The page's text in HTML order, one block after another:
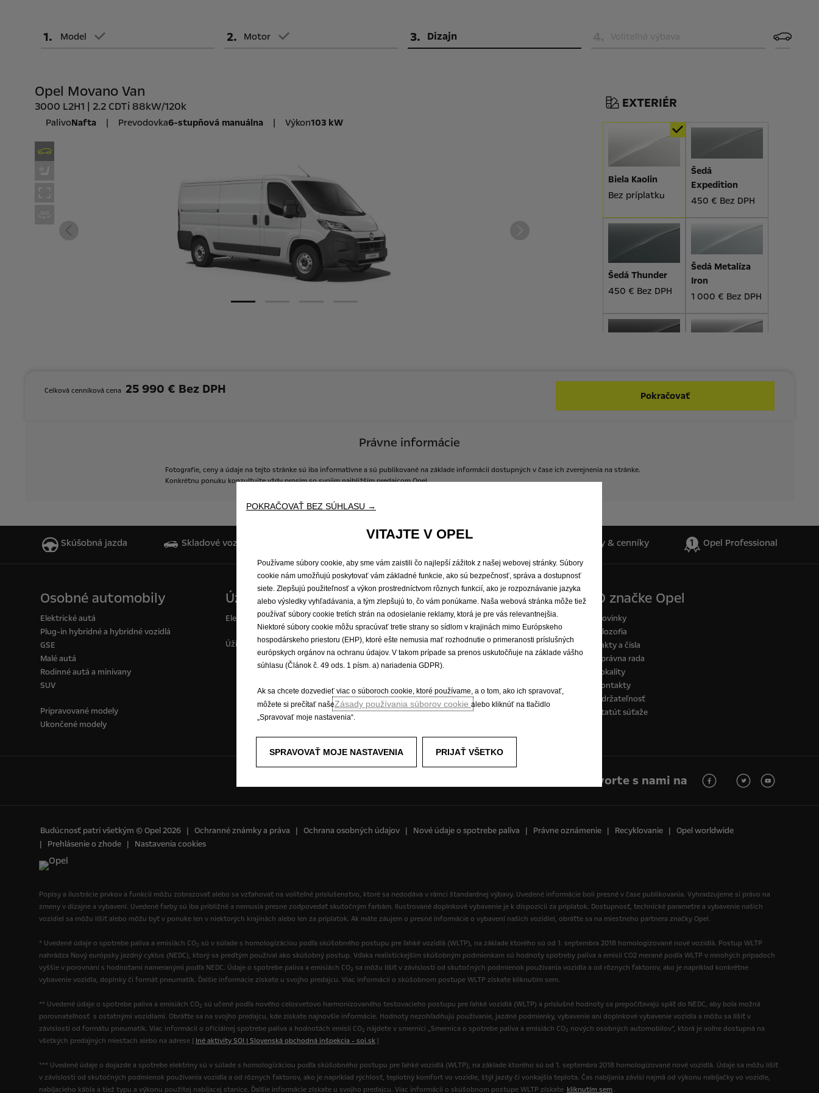
1. Model 2. Motor 3. Dizajn
Opel Movano Van
3000 L2H1 | 2.2 CDTi 88kW/120k
PalivoNafta | Prevodovka6-stupňová manuálna | Výkon103 kW
EXTERIÉR
Biela Kaolin
Bez príplatku
Šedá
Expedition
450 € Bez DPH
Šedá Thunder
450 € Bez DPH
Šedá Metalíza
Iron
1 000 € Bez DPH
Graphite
1 000 € Bez DPH
Látkové čalúnenie Creppe Black
Vinytové čalúnenie
120 € Bez DPH
(lavica pre spolujazdcov s lakťovou opierkou,
pr...
Viac detailov
Disky kolies
100 € Bez DPH
Celková cenníková cena 25 990 € Bez DPH Pokračovať
Právne informácie
Fotografie, ceny a údaje na tejto stránke sú iba informatívne a sú publikované na základe informácií dostupných v čase ich zverejnenia na stránke.
Konkrétnu ponuku konzultujte vždy prosím so svojim najbližším predajcom Opel.
Skúšobná jazda Skladové vozidlá Cenová ponuka Objednať do servisu Katalógy & cenníky Opel Professional
Osobné automobily
Elektrické autá
Plug-in hybridné a hybridné vozidlá
GSE
Malé autá
Rodinné autá a minivany
SUV
Pripravované modely
Ukončené modely
Úžitkové vozidlá
Elektrické dodávky a minibusy
Úžitkové vozidlá Opel
Zažite Opel
E-mobilita
Opel Connect
Informačno-zábavné systémy
Koncepčné vozidlá
Opel lifestyle shop
Opel Experimental
O značke Opel
Novinky
Filozofia
Fakty a čísla
Správna rada
Lokality
Kontakty
Udržateľnosť
Štatút súťaže
Hovorte s nami na
Budúcnosť patrí všetkým © Opel 2026 Ochranné známky a práva Ochrana osobných údajov Nové údaje o spotrebe paliva Právne oznámenie Recyklovanie
Opel worldwide
Prehlásenie o zhode
Nastavenia cookies
Popisy a ilustrácie prvkov a funkcií môžu zobrazovať alebo sa vzťahovať na voliteľné príslušenstvo, ktoré sa nedodáva v rámci štandardnej výbavy. Uvedené informácie boli presné v čase publikovania. Vyhradzujeme si právo na
zmeny v dizajne a vybavení. Uvedené farby sú iba približné a nemusia presne zodpovedať skutočným farbám. Ilustrované doplnkové vybavenie je k dispozícii za príplatok. Dostupnosť, technické parametre a vybavenie našich
vozidiel sa môžu líšiť alebo môžu byť v ponuke len v niektorých krajinách alebo len za príplatok. Ak máte záujem o presné informácie o vybavení našich vozidiel, obráťte sa na miestneho partnera značky Opel.
* Uvedené údaje o spotrebe paliva a emisiách CO2 sú v súlade s homologizáciou podľa skúšobného postupu pre ľahké vozidlá (WLTP), na základe ktorého sú od 1. septembra 2018 homologizované nové vozidlá. Postup WLTP
nahrádza Nový európsky jazdný cyklus (NEDC), ktorý sa predtým používal ako skúšobný postup. Vďaka realistickejším skúšobným podmienkam sú hodnoty spotreby paliva a emisií CO2 merané podľa WLTP v mnohých prípadoch
vyššie v porovnaní s hodnotami nameranými podľa NEDC. Údaje o spotrebe paliva a emisiách CO2 sa môžu líšiť v závislosti od skutočných podmienok používania vozidla a od rôznych faktorov, ako je napríklad konkrétne
vybavenie vozidla, doplnky či formát pneumatík. Ďalšie informácie získate u svojho predajcu. Viac informácií o skúšobnom postupe WLTP získate kliknutím sem.
** Uvedené údaje o spotrebe paliva a emisiách CO2 sú učené podľa nového celosvetovo harmonizovaného testovacieho postupu pre ľahké vozidlá (WLTP) a príslušné hodnoty sa prepočítavajú späť do NEDC, aby bola možná
porovnateľnosť s ostatnými vozidlami. Obráťte sa na svojho predajcu, kde získate najnovšie informácie. Hodnoty nezohľadňujú používanie, jazdné podmienky, vybavenie ani doplnkové vybavenie vozidla a môžu sa líšiť v
závislosti od formátu pneumatík. Viac informácií o oficiálnej spotrebe paliva a hodnotách emisií CO2 nájdete v smernici „Smernica o spotrebe paliva a emisiách CO2 nových osobných automobilov“, ktorá je voľne dostupná na
všetkých predajných miestach alebo na adrese [ Iné aktivity SOI | Slovenská obchodná inšpekcia - soi.sk]
*** Uvedené údaje o dojazde a spotrebe elektriny sú v súlade s homologizáciou podľa skúšobného postupu pre ľahké vozidlá (WLTP), na základe ktorého sú od 1. septembra 2018 homologizované nové vozidlá. Údaje sa môžu líšiť
v závislosti od skutočných podmienok používania vozidla a od rôznych faktorov, ako je napríklad rýchlosť, teplotný komfort vo vozidle, štýl jazdy či vonkajšia teplota. Čas nabíjania závisí najmä od výkonu nabíjačky vo vozidle,
nabíjacieho kábla a tiež typu a výkonu použitej nabíjacej stanice. Ďalšie informácie získate u svojho predajcu. Viac informácií o skúšobnom postupe WLTP získate kliknutím sem .
POKRAČOVAŤ BEZ SÚHLASU →
VITAJTE V OPEL
Používame súbory cookie, aby sme vám zaistili čo najlepší zážitok z našej webovej stránky. Súbory
cookie nám umožňujú poskytovať vám základné funkcie, ako sú bezpečnosť, správa a dostupnosť
siete. Zlepšujú použiteľnosť a výkon prostredníctvom rôznych funkcií, ako je rozpoznávanie jazyka
alebo výsledky vyhľadávania, a tým zlepšujú to, čo vám ponúkame. Naša webová stránka môže tiež
používať súbory cookie tretích strán na odosielanie reklamy, ktorá je pre vás relevantnejšia.
Niektoré súbory cookie môžu spracúvať tretie strany so sídlom v krajinách mimo Európskeho
hospodárskeho priestoru (EHP), ktoré ešte nemusia mať rozhodnutie o primeranosti príslušných
európskych orgánov na ochranu údajov. V takom prípade sa prenos uskutočňuje na základe vášho
súhlasu (Článok č. 49 ods. 1 písm. a) nariadenia GDPR).
Ak sa chcete dozvedieť viac o súboroch cookie, ktoré používame, a o tom, ako ich spravovať,
môžete si prečítať našeZásady používania súborov cookie alebo kliknúť na tlačidlo
„Spravovať moje nastavenia“.
SPRAVOVAŤ MOJE NASTAVENIA PRIJAŤ VŠETKO